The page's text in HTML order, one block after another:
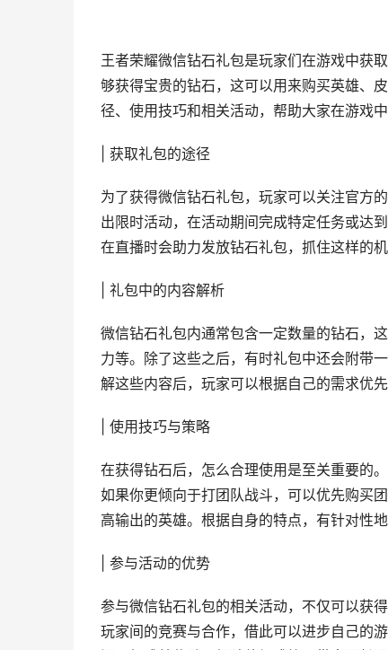
王者荣耀微信钻石礼包是玩家们在游戏中获
够获得宝贵的钻石，这可以用来购买英雄、
径、使用技巧和相关活动，帮助大家在游戏中
| 获取礼包的途径
为了获得微信钻石礼包，玩家可以关注官方
出限时活动，在活动期间完成特定任务或达
在直播时会助力发放钻石礼包，抓住这样的机
| 礼包中的内容解析
微信钻石礼包内通常包含一定数量的钻石，
力等。除了这些之后，有时礼包中还会附带
解这些内容后，玩家可以根据自己的需求优先
| 使用技巧与策略
在获得钻石后，怎么合理使用是至关重要的
如果你更倾向于打团队战斗，可以优先购买
高输出的英雄。根据自身的特点，有针对性
| 参与活动的优势
参与微信钻石礼包的相关活动，不仅可以获
玩家间的竞赛与合作，借此可以进步自己的